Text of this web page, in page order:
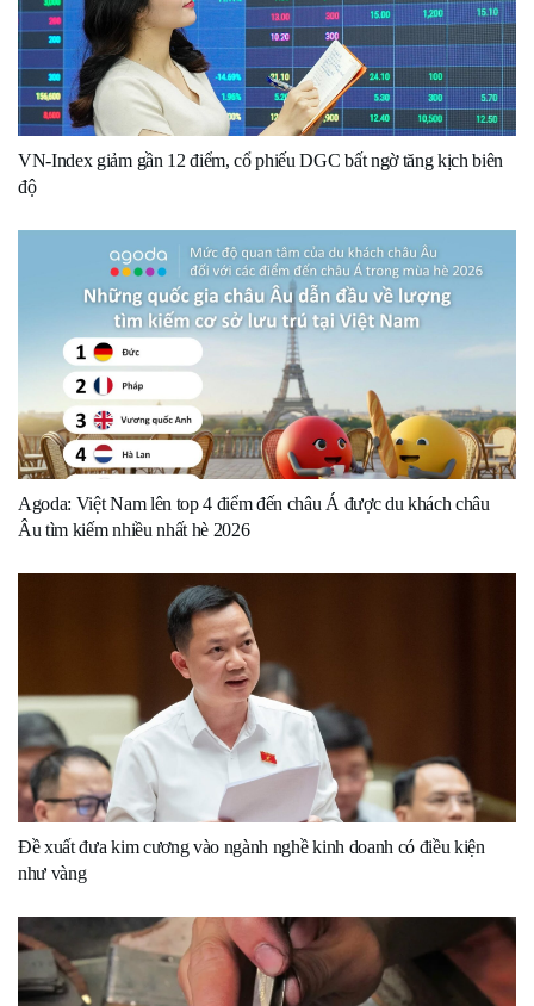
VN-Index giảm gần 12 điểm, cổ phiếu DGC bất ngờ tăng kịch biên
độ
Agoda: Việt Nam lên top 4 điểm đến châu Á được du khách châu
Âu tìm kiếm nhiều nhất hè 2026
Đề xuất đưa kim cương vào ngành nghề kinh doanh có điều kiện
như vàng